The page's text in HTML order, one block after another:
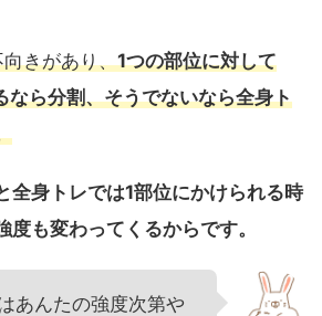
きがあり、1つの部位に対して
ら分割、そうでないなら全身ト
全身トレでは1部位にかけられる時
度も変わってくるからです。
あんたの強度次第や